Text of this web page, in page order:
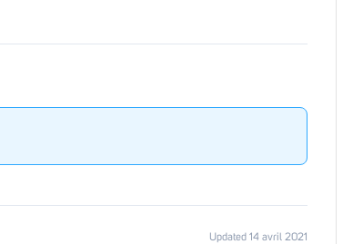
Updated 14 avril 2021